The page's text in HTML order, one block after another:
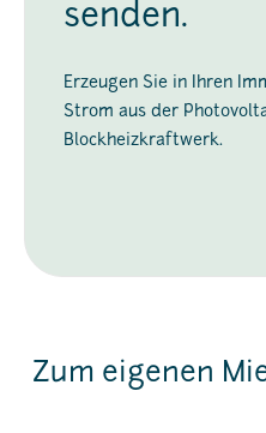
senden.
Erzeugen Sie in Ihren
Strom aus der
Blockheizkraftwerk.
Zum eigenen